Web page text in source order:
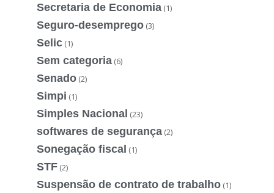
Secretaria de Economia (1)
Seguro-desemprego (3)
Selic (1)
Sem categoria (6)
Senado (2)
Simpi (1)
Simples Nacional (23)
softwares de segurança (2)
Sonegação fiscal (1)
STF (2)
Suspensão de contrato de trabalho (1)